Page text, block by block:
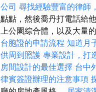
公司 尋找經驗豐富的律師
點點，然後喬丹打電話給
上公園綜合體，以及大量
台胞證的申請流程 知道月
供周到照護 專業設計，打
房間設計的最佳選擇 台中
律賓簽證辦理的注意事項